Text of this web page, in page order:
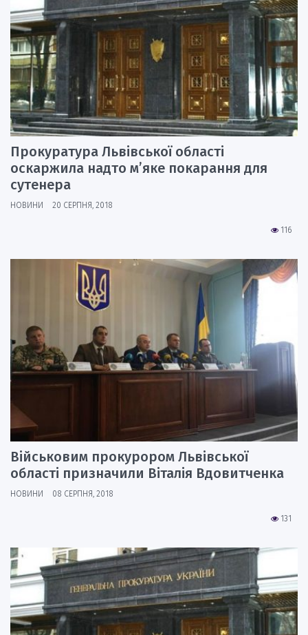
Прокуратура Львівської області
оскаржила надто м’яке покарання для
сутенера
НОВИНИ 20 СЕРПНЯ, 2018
116
Військовим прокурором Львівської
області призначили Віталія Вдовитченка
НОВИНИ 08 СЕРПНЯ, 2018
131